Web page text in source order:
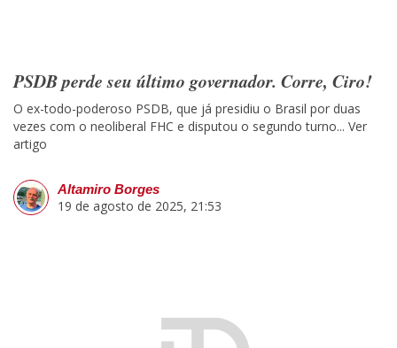
PSDB perde seu último governador. Corre, Ciro!
O ex-todo-poderoso PSDB, que já presidiu o Brasil por duas
vezes com o neoliberal FHC e disputou o segundo turno... Ver
artigo
Altamiro Borges
19 de agosto de 2025, 21:53